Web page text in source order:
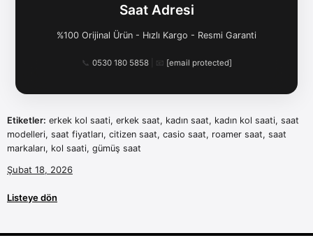
Saat Adresi
%100 Orijinal Ürün - Hızlı Kargo - Resmi Garanti
📞 0530 180 5858| 📧 [email protected]
Etiketler: erkek kol saati, erkek saat, kadın saat, kadın kol saati, saat
modelleri, saat fiyatları, citizen saat, casio saat, roamer saat, saat
markaları, kol saati, gümüş saat
Şubat 18, 2026
Listeye dön